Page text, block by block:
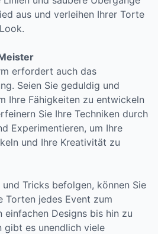
aus und verleihen Ihrer Torte
erfordert auch das
Seien Sie geduldig und
Ihre Fähigkeiten zu entwickeln
Sie Ihre Techniken durch
Experimentieren, um Ihre
und Ihre Kreativität zu
Tricks befolgen, können Sie
Torten jedes Event zum
einfachen Designs bis hin zu
gibt es unendlich viele